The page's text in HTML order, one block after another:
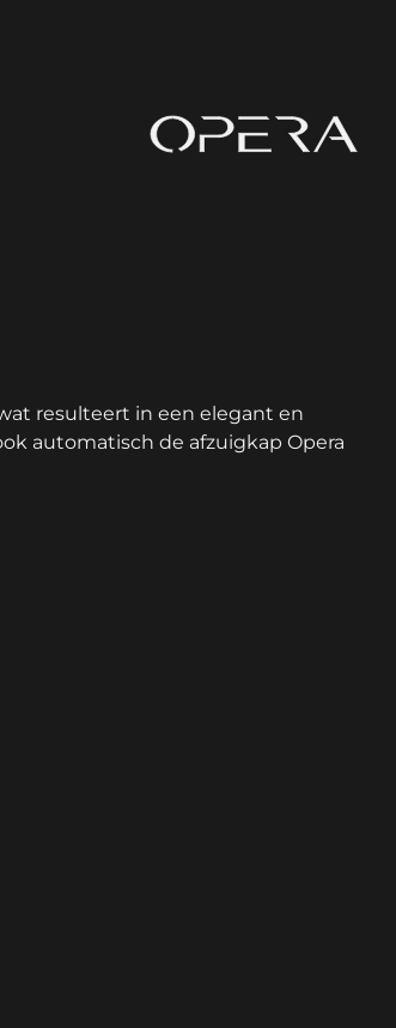
resulteert in een elegant en
automatisch de afzuigkap Opera